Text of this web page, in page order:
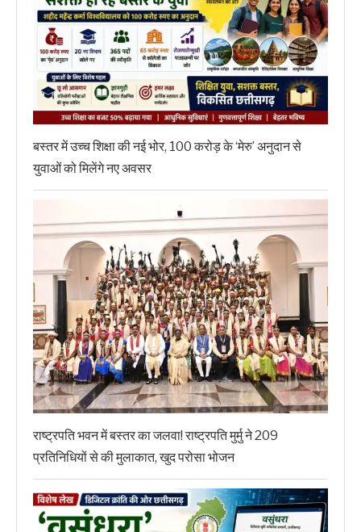
बस्तर में उच्च शिक्षा की नई भोर, 100 करोड़ के ‘मेरु’ अनुदान से
युवाओं को मिलेंगे नए अवसर
राष्ट्रपति भवन में बस्तर का जलवा! राष्ट्रपति मुर्मु ने 209
प्रतिनिधियों से की मुलाकात, खुद परोसा भोजन